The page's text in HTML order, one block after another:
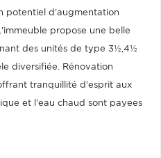
potentiel d'augmentation
propose une belle
des unités de type 3½,4½
diversifiée. Rénovation
tranquillité d'esprit aux
et l'eau chaud sont payees